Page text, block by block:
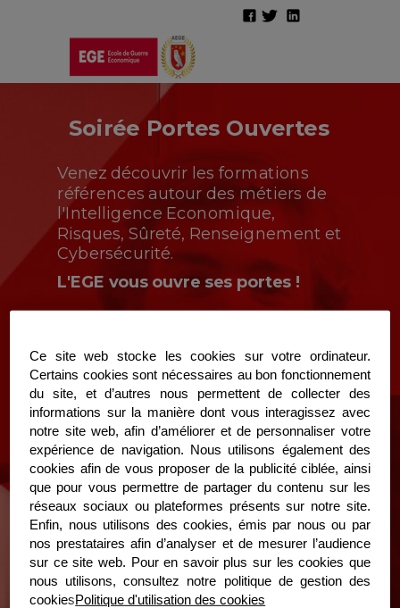
à 19h00
(accueil à partir de 18h45)
196, rue de Grenelle,
75007 Paris
INSCRIVEZ-VOUS
Venez découvrir les formations
références autour des métiers de
l'Intelligence Economique,
Risques, Sûreté, Renseignement et
Cybersécurité.
L'EGE vous ouvre ses portes !
Soirée Portes Ouvertes
Ce site web stocke les cookies sur votre ordinateur.
Certains cookies sont nécessaires au bon fonctionnement
du site, et d’autres nous permettent de collecter des
informations sur la manière dont vous interagissez avec
notre site web, afin d’améliorer et de personnaliser votre
expérience de navigation. Nous utilisons également des
cookies afin de vous proposer de la publicité ciblée, ainsi
que pour vous permettre de partager du contenu sur les
réseaux sociaux ou plateformes présents sur notre site.
Enfin, nous utilisons des cookies, émis par nous ou par
nos prestataires afin d’analyser et de mesurer l’audience
sur ce site web. Pour en savoir plus sur les cookies que
nous utilisons, consultez notre politique de gestion des
cookiesPolitique d'utilisation des cookies